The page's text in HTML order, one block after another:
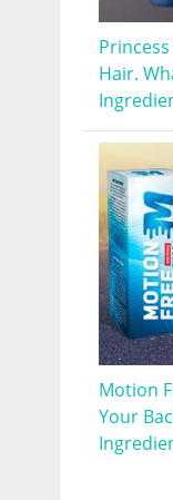
Hair.
Motion
Your